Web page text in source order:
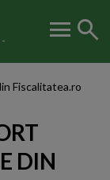
-
menu search
Fiscalitatea.ro
DIN